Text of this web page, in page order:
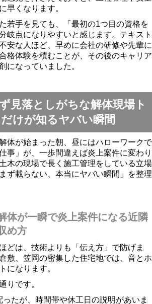
早くなります。
若手を見ても、「最初の1つ目の資格を
岐点になりやすいと感じます。テキスト
安な人ほど、早めに会社の研修や先輩に
格体験を積むことが、その後のキャリア
になっていました。
見落としがちな解体現場ト
けが知るヤバい瞬間
体が始まった朝、昼にはハローワークで
事」が、一歩間違えば炎上案件に変わり
木の現場で長く施工管理をしている立場
ず載らない、本当にヤバい瞬間」を整理
体が一瞬で炎上案件になる近隣
め方
どは、技術よりも「伝え方」で防げま
敷、笠岡の密集した住宅地では、音とホ
になります。
りです。
ったが、時間帯や休工日の説明があいま